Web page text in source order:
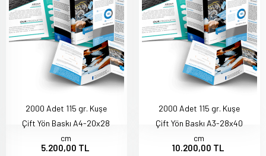
2000 Adet 115 gr. Kuşe
Çift Yön Baskı A4-20x28
cm
5.200,00 TL
2000 Adet 115 gr. Kuşe
Çift Yön Baskı A3-28x40
cm
10.200,00 TL